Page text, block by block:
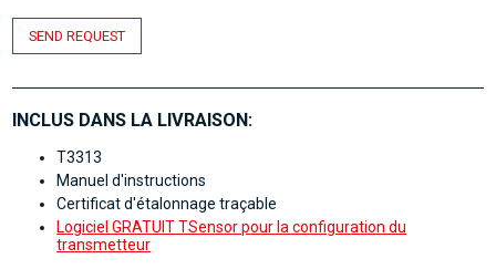
SEND REQUEST
INCLUS DANS LA LIVRAISON:
T3313
Manuel d'instructions
Certificat d'étalonnage traçable
Logiciel GRATUIT TSensor pour la configuration du
transmetteur